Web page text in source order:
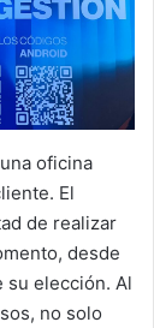
oficina
El
de realizar
desde
su elección. Al
no solo